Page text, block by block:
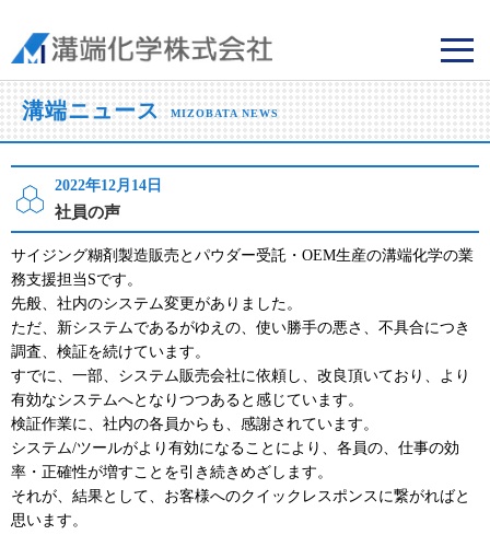
溝端化学株式会社
溝端ニュース MIZOBATA NEWS
2022年12月14日
社員の声
サイジング糊剤製造販売とパウダー受託・OEM生産の溝端化学の業
務支援担当Sです。
先般、社内のシステム変更がありました。
ただ、新システムであるがゆえの、使い勝手の悪さ、不具合につき
調査、検証を続けています。
すでに、一部、システム販売会社に依頼し、改良頂いており、より
有効なシステムへとなりつつあると感じています。
検証作業に、社内の各員からも、感謝されています。
システム/ツールがより有効になることにより、各員の、仕事の効
率・正確性が増すことを引き続きめざします。
それが、結果として、お客様へのクイックレスポンスに繋がればと
思います。